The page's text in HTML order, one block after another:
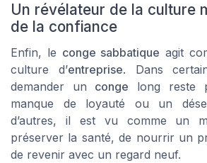
Un révélateur de la culture
de la confiance
Enfin, le conge sabbatique agit
culture d’entreprise. Dans
demander un conge long reste
manque de loyauté ou un
d’autres, il est vu comme un
préserver la santé, de nourrir un
de revenir avec un regard neuf.